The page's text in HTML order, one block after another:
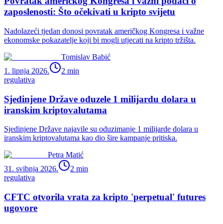
zaposlenosti: Što očekivati u kripto svijetu
Nadolazeći tjedan donosi povratak američkog Kongresa i važne
ekonomske pokazatelje koji bi mogli utjecati na kripto tržišta.
Tomislav Babić
1. lipnja 2026.
2 min
regulativa
Sjedinjene Države oduzele 1 milijardu dolara u
iranskim kriptovalutama
Sjedinjene Države najavile su oduzimanje 1 milijarde dolara u
iranskim kriptovalutama kao dio šire kampanje pritiska.
Petra Matić
31. svibnja 2026.
2 min
regulativa
CFTC otvorila vrata za kripto 'perpetual' futures
ugovore